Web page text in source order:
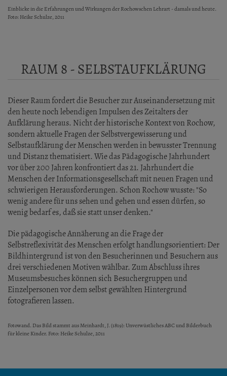
Einblicke in die Erfahrungen und Wirkungen der Rochowschen Lehrart - damals und heute.
Foto: Heike Schulze, 2011
RAUM 8 - SELBSTAUFKLÄRUNG
Dieser Raum fordert die Besucher zur Auseinandersetzung mit
den heute noch lebendigen Impulsen des Zeitalters der
Aufklärung heraus. Nicht der historische Kontext von Rochow,
sondern aktuelle Fragen der Selbstvergewisserung und
Selbstaufklärung der Menschen werden in bewusster Trennung
und Distanz thematisiert. Wie das Pädagogische Jahrhundert
vor über 200 Jahren konfrontiert das 21. Jahrhundert die
Menschen der Informationsgesellschaft mit neuen Fragen und
schwierigen Herausforderungen. Schon Rochow wusste: "So
wenig andere für uns sehen und gehen und essen dürfen, so
wenig bedarf es, daß sie statt unser denken."
Die pädagogische Annäherung an die Frage der
Selbstreflexivität des Menschen erfolgt handlungsorientiert: Der
Bildhintergrund ist von den Besucherinnen und Besuchern aus
drei verschiedenen Motiven wählbar. Zum Abschluss ihres
Museumsbesuches können sich Besuchergruppen und
Einzelpersonen vor dem selbst gewählten Hintergrund
fotografieren lassen.
Fotowand. Das Bild stammt aus Meinhardt, J. (1819): Unverwüstliches ABC und Bilderbuch
für kleine Kinder. Foto: Heike Schulze, 2011